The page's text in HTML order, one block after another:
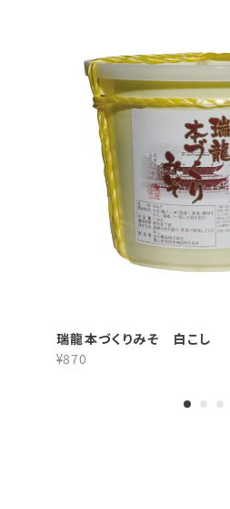
瑞龍本づくりみそ 白こし
¥870